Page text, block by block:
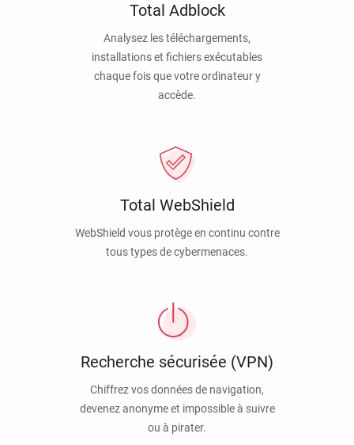
Total Adblock
Analysez les téléchargements,
installations et fichiers exécutables
chaque fois que votre ordinateur y
accède.
Total WebShield
WebShield vous protège en continu contre
tous types de cybermenaces.
Recherche sécurisée (VPN)
Chiffrez vos données de navigation,
devenez anonyme et impossible à suivre
ou à pirater.